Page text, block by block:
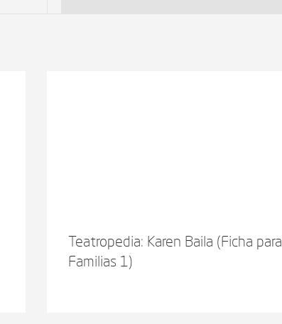
Teatropedia: Karen Baila (Ficha para
Familias 1)